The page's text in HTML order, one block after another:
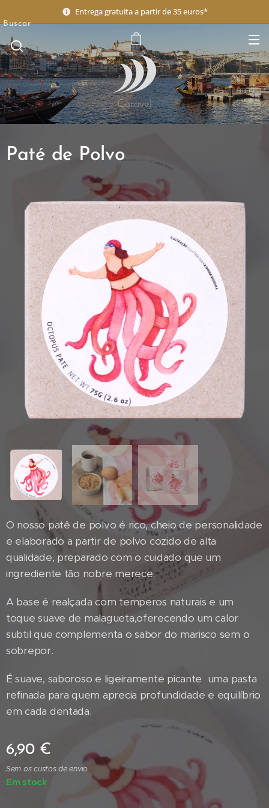
Entrega gratuita a partir de 35 euros*
Caravel
Buscar
Paté de Polvo
O nosso patê de polvo é rico, cheio de personalidade
e elaborado a partir de polvo cozido de alta
qualidade, preparado com o cuidado que um
ingrediente tão nobre merece.
A base é realçada com temperos naturais e um
toque suave de malagueta,oferecendo um calor
subtil que complementa o sabor do marisco sem o
sobrepor.
É suave, saboroso e ligeiramente picante uma pasta
refinada para quem aprecia profundidade e equilíbrio
em cada dentada.
6,90€
Sem os custos de envio
Em stock